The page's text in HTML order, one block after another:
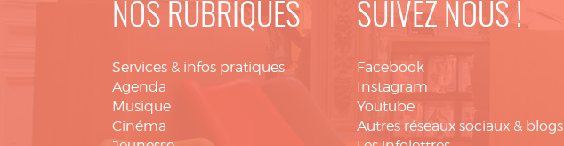
NOS RUBRIQUES
Services & infos pratiques
Agenda
Musique
Cinéma
SUIVEZ NOUS !
Facebook
Instagram
Youtube
Autres réseaux sociaux & blogs